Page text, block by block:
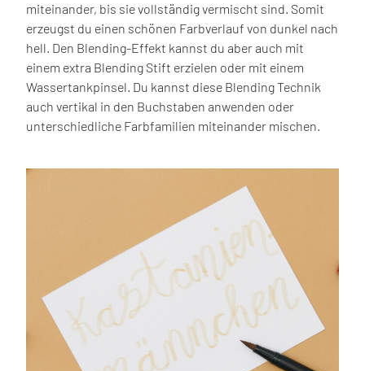
miteinander, bis sie vollständig vermischt sind. Somit
erzeugst du einen schönen Farbverlauf von dunkel nach
hell. Den Blending-Effekt kannst du aber auch mit
einem extra Blending Stift erzielen oder mit einem
Wassertankpinsel. Du kannst diese Blending Technik
auch vertikal in den Buchstaben anwenden oder
unterschiedliche Farbfamilien miteinander mischen.